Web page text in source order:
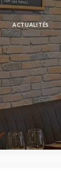
ACTUALITÉS